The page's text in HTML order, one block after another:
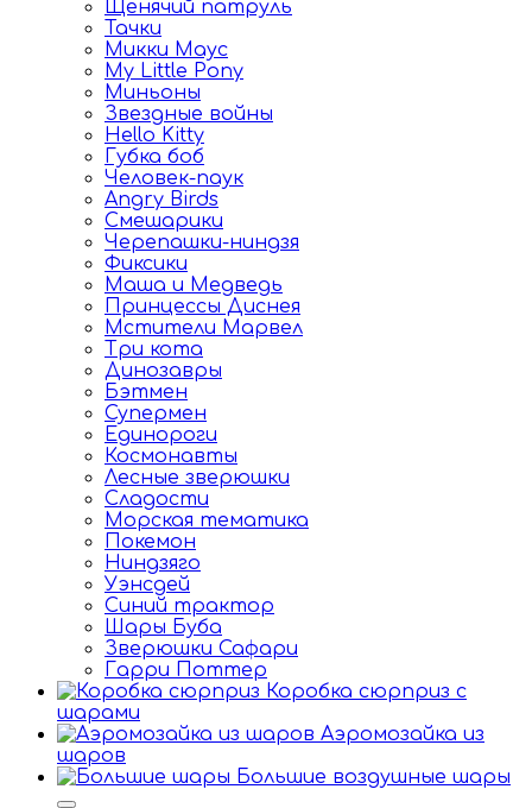
Щенячий патруль
Тачки
Микки Маус
My Little Pony
Миньоны
Звездные войны
Hello Kitty
Губка боб
Человек-паук
Angry Birds
Смешарики
Черепашки-ниндзя
Фиксики
Маша и Медведь
Принцессы Диснея
Мстители Марвел
Три кота
Динозавры
Бэтмен
Супермен
Единороги
Космонавты
Лесные зверюшки
Сладости
Морская тематика
Покемон
Ниндзяго
Уэнсдей
Синий трактор
Шары Буба
Зверюшки Сафари
Гарри Поттер
Коробка сюрприз с
шарами
Аэромозайка из
шаров
Большие воздушные шары